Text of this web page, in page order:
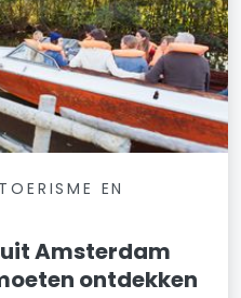
EN
Amsterdam
ontdekken